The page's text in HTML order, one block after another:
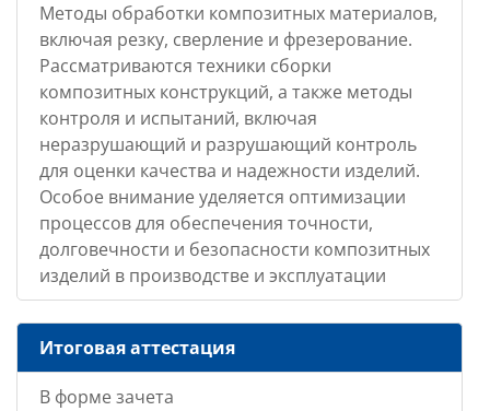
Методы обработки композитных материалов,
включая резку, сверление и фрезерование.
Рассматриваются техники сборки
композитных конструкций, а также методы
контроля и испытаний, включая
неразрушающий и разрушающий контроль
для оценки качества и надежности изделий.
Особое внимание уделяется оптимизации
процессов для обеспечения точности,
долговечности и безопасности композитных
изделий в производстве и эксплуатации
Итоговая аттестация
В форме зачета